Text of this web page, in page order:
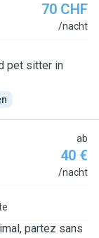
70 CHF
/nacht
pet sitter in
ab
40 €
/nacht
partez sans